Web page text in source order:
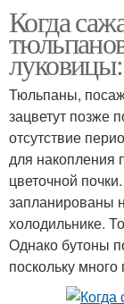
Когда
Тюльпаны,
зацветут позже
отсутствие
для накопления
цветочной
запланированы
холодильнике.
Однако бутоны
поскольку